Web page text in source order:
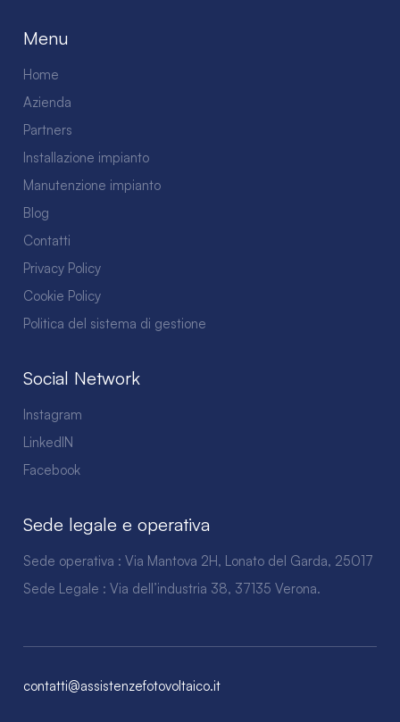
Menu
Home
Azienda
Partners
Installazione impianto
Manutenzione impianto
Blog
Contatti
Privacy Policy
Cookie Policy
Politica del sistema di gestione
Social Network
Instagram
LinkedIN
Facebook
Sede legale e operativa
Sede operativa : Via Mantova 2H, Lonato del Garda, 25017
Sede Legale : Via dell’industria 38, 37135 Verona.
contatti@assistenzefotovoltaico.it